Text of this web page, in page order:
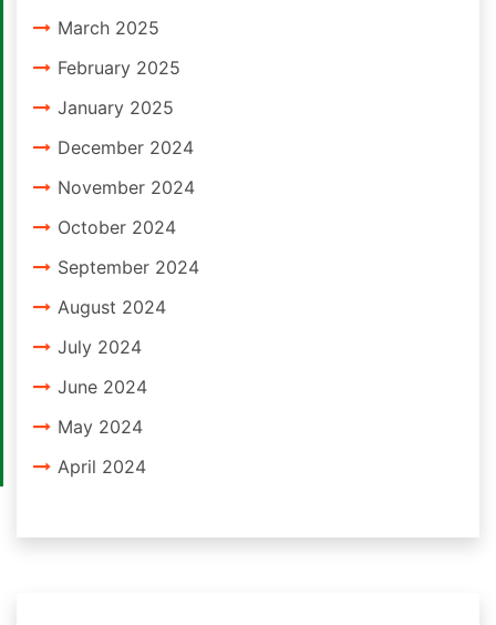
March 2025
February 2025
January 2025
December 2024
November 2024
October 2024
September 2024
August 2024
July 2024
June 2024
May 2024
April 2024